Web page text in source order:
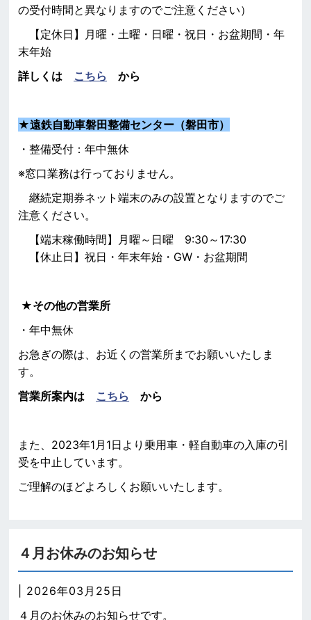
の受付時間と異なりますのでご注意ください）
【定休日】月曜・土曜・日曜・祝日・お盆期間・年
末年始
詳しくは こちら から
★遠鉄自動車磐田整備センター（磐田市）
・整備受付：年中無休
※窓口業務は行っておりません。
継続定期券ネット端末のみの設置となりますのでご
注意ください。
【端末稼働時間】月曜～日曜 9:30～17:30
【休止日】祝日・年末年始・GW・お盆期間
★その他の営業所
・年中無休
お急ぎの際は、お近くの営業所までお願いいたしま
す。
営業所案内は こちら から
また、2023年1月1日より乗用車・軽自動車の入庫の引
受を中止しています。
ご理解のほどよろしくお願いいたします。
４月お休みのお知らせ
| 2026年03月25日
４月のお休みのお知らせです。